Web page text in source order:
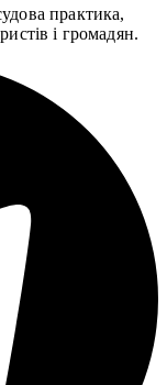
практика,
і громадян.